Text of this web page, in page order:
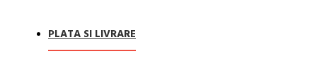
PLATA SI LIVRARE